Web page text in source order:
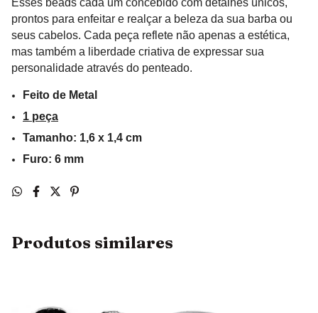
prontos para enfeitar e realçar a beleza da sua barba ou
seus cabelos. Cada peça reflete não apenas a estética,
mas também a liberdade criativa de expressar sua
personalidade através do penteado.
Feito de Metal
1 peça
Tamanho: 1,6 x 1,4 cm
Furo: 6 mm
Produtos similares